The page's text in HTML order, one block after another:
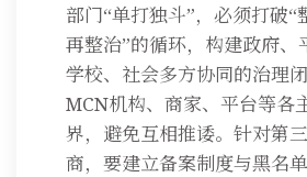
部门“单打独斗”，必须打破“
再整治”的循环，构建政府、
学校、社会多方协同的治理
MCN机构、商家、平台等各
界，避免互相推诿。针对第
商，要建立备案制度与黑名